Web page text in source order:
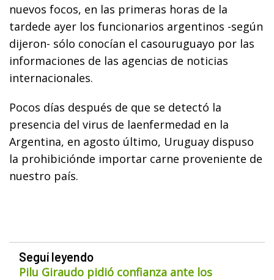
nuevos focos, en las primeras horas de la
tardede ayer los funcionarios argentinos -según
dijeron- sólo conocían el casouruguayo por las
informaciones de las agencias de noticias
internacionales.
Pocos días después de que se detectó la
presencia del virus de laenfermedad en la
Argentina, en agosto último, Uruguay dispuso
la prohibiciónde importar carne proveniente de
nuestro país.
Seguí leyendo
Pilu Giraudo pidió confianza ante los